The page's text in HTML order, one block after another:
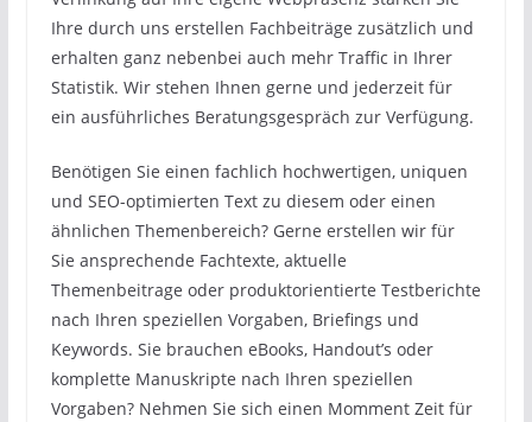
Ihre durch uns erstellen Fachbeiträge zusätzlich und
erhalten ganz nebenbei auch mehr Traffic in Ihrer
Statistik. Wir stehen Ihnen gerne und jederzeit für
ein ausführliches Beratungsgespräch zur Verfügung.
Benötigen Sie einen fachlich hochwertigen, uniquen
und SEO-optimierten Text zu diesem oder einen
ähnlichen Themenbereich? Gerne erstellen wir für
Sie ansprechende Fachtexte, aktuelle
Themenbeitrage oder produktorientierte Testberichte
nach Ihren speziellen Vorgaben, Briefings und
Keywords. Sie brauchen eBooks, Handout’s oder
komplette Manuskripte nach Ihren speziellen
Vorgaben? Nehmen Sie sich einen Momment Zeit für